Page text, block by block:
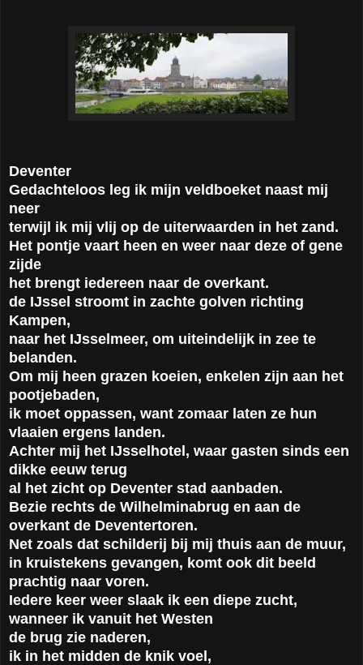
Deventer
Gedachteloos leg ik mijn veldboeket naast mij
neer
terwijl ik mij vlij op de uiterwaarden in het zand.
Het pontje vaart heen en weer naar deze of gene
zijde
het brengt iedereen naar de overkant.
de IJssel stroomt in zachte golven richting
Kampen,
naar het IJsselmeer, om uiteindelijk in zee te
belanden.
Om mij heen grazen koeien, enkelen zijn aan het
pootjebaden,
ik moet oppassen, want zomaar laten ze hun
vlaaien ergens landen.
Achter mij het IJsselhotel, waar gasten sinds een
dikke eeuw terug
al het zicht op Deventer stad aanbaden.
Bezie rechts de Wilhelminabrug en aan de
overkant de Deventertoren.
Net zoals dat schilderij bij mij thuis aan de muur,
in kruistekens gevangen, komt ook dit beeld
prachtig naar voren.
Iedere keer weer slaak ik een diepe zucht,
wanneer ik vanuit het Westen
de brug zie naderen,
ik in het midden de knik voel,